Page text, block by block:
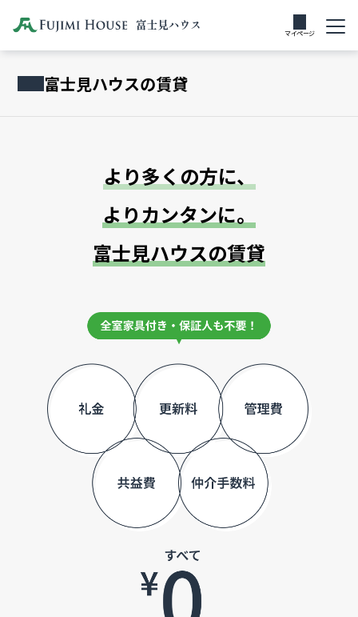
マイページ
富士見ハウス
の賃貸
お部屋の借り
方 部屋タイプ
富士見ハウスの賃貸
より多くの方に、
よりカンタンに。
富士見ハウスの賃貸